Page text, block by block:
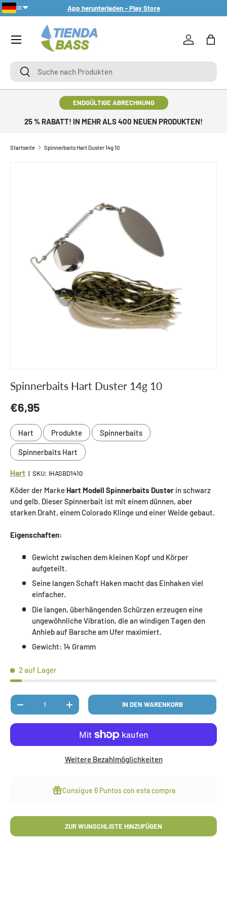
DIREKT ZUM INHALT
App herunterladen – Play Store
SucheSuche
Einloggen
ENDGÜLTIGE ABRECHNUNG
25 % RABATT! IN MEHR ALS 400 NEUEN PRODUKTEN!
Startseite Spinnerbaits Hart Duster 14g 10
Spinnerbaits Hart Duster 14g 10
Normaler Preis
€6,95
Hart Produkte Spinnerbaits
Spinnerbaits Hart
Hart | SKU: IHASBD1410
Köder der Marke Hart Modell Spinnerbaits Duster in schwarz
und gelb. Dieser Spinnerbait ist mit einem dünnen, aber
starken Draht, einem Colorado Klinge und einer Weide gebaut.
Eigenschaften:
Gewicht zwischen dem kleinen Kopf und Körper
aufgeteilt.
Seine langen Schaft Haken macht das Einhaken viel
einfacher.
Die langen, überhängenden Schürzen erzeugen eine
ungewöhnliche Vibration, die an windigen Tagen den
Anhieb auf Barsche am Ufer maximiert.
Gewicht: 14 Gramm
2 auf Lager
Anzahl
MENGE VERRINGERNMENGE ERHÖHEN IN DEN WARENKORB
Weitere Bezahlmöglichkeiten
Consigue 6 Puntoscon esta compra
ZUR WUNSCHLISTE HINZUFÜGEN
DE